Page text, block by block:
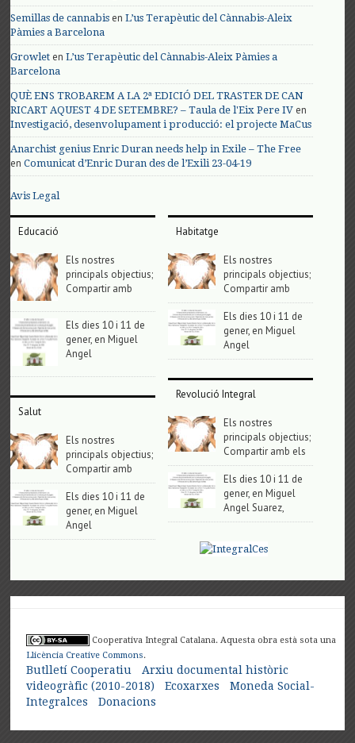
Semillas de cannabis enL’us Terapèutic del Cànnabis-Aleix
Pàmies a Barcelona
Growlet enL’us Terapèutic del Cànnabis-Aleix Pàmies a
Barcelona
QUÈ ENS TROBAREM A LA 2ª EDICIÓ DEL TRASTER DE CAN
RICART AQUEST 4 DE SETEMBRE? – Taula de l'Eix Pere IV en
Investigació, desenvolupament i producció: el projecte MaCus
Anarchist genius Enric Duran needs help in Exile – The Free
enComunicat d’Enric Duran des de l’Exili 23-04-19
Avis Legal
Educació
Els nostres
principals objectius;
Compartir amb
Els dies 10 i 11 de
gener, en Miguel
Angel
Salut
Els nostres
principals objectius;
Compartir amb
Els dies 10 i 11 de
gener, en Miguel
Angel
Habitatge
Els nostres
principals objectius;
Compartir amb
Els dies 10 i 11 de
gener, en Miguel
Angel
Revolució Integral
Els nostres
principals objectius;
Compartir amb els
Els dies 10 i 11 de
gener, en Miguel
Angel Suarez,
Cooperativa Integral Catalana. Aquesta obra està sota una
Llicència Creative Commons.
Butlletí Cooperatiu
Arxiu documental històric
videogràfic (2010-2018)
Ecoxarxes
Moneda Social-
Integralces
Donacions